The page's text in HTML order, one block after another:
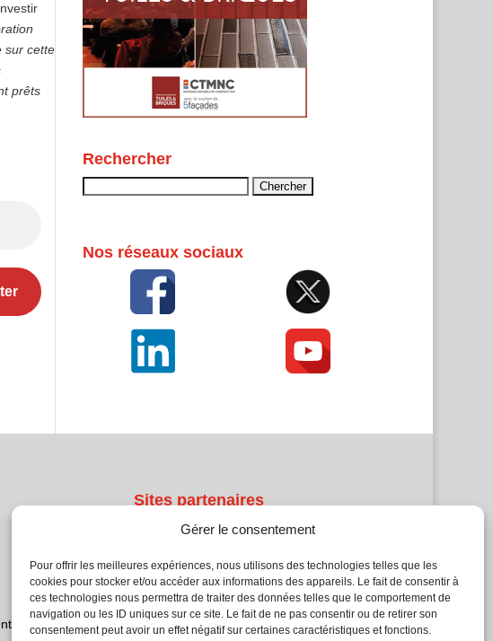
Gérer le consentement
Pour offrir les meilleures expériences, nous utilisons des technologies telles que les
cookies pour stocker et/ou accéder aux informations des appareils. Le fait de consentir à
ces technologies nous permettra de traiter des données telles que le comportement de
navigation ou les ID uniques sur ce site. Le fait de ne pas consentir ou de retirer son
consentement peut avoir un effet négatif sur certaines caractéristiques et fonctions.
sur cette
prêts
Rechercher
Nos réseaux sociaux
Sites partenaires
Atrium Patrimoine
Kiosque 21
L'Atelier Bois
Planète Bâtiment